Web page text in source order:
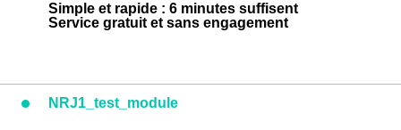
Simple et rapide : 6 minutes suffisent
Service gratuit et sans engagement
NRJ1_test_module